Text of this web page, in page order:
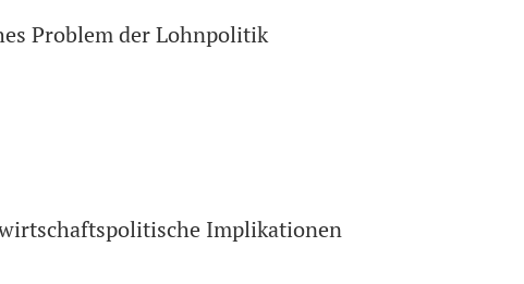
Problem der Lohnpolitik
Implikationen